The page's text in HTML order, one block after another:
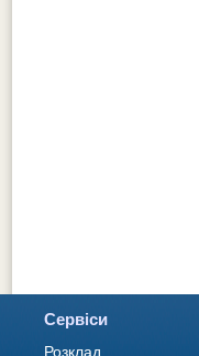
Сервіси
Розклад